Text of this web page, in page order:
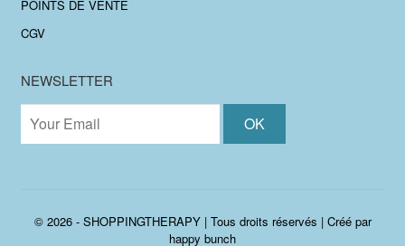
POINTS DE VENTE
CGV
NEWSLETTER
© 2026 - SHOPPINGTHERAPY | Tous droits réservés | Créé par
happy bunch